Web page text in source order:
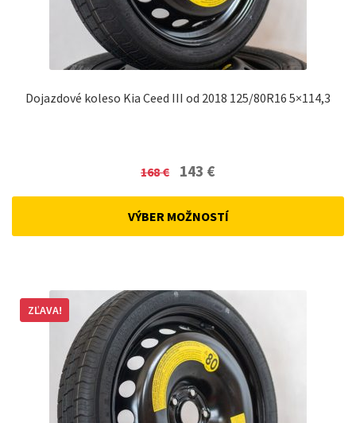
Dojazdové koleso Kia Ceed III od 2018 125/80R16 5×114,3
168€
Original
was:
143 €Current
VÝBER MOŽNOSTÍ
ZĽAVA!